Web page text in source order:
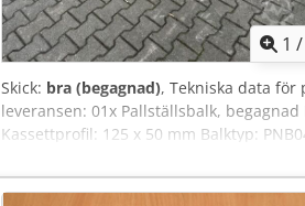
1 /
Skick: bra (begagnad), Tekniska data för
leveransen: 01x Pallställsbalk,
Kassettprofil: 125 x 50 mm Balktyp:
belastning per balkpar: 1 832 kg, vid
helförzinkade För att säkra de